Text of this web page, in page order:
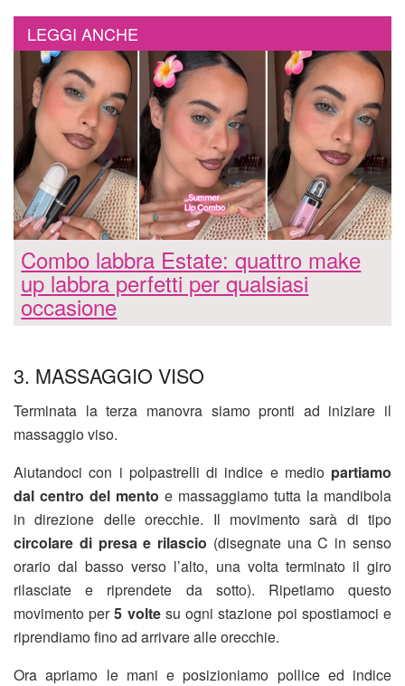
LEGGI ANCHE
Combo labbra Estate: quattro make
up labbra perfetti per qualsiasi
occasione
3. MASSAGGIO VISO
Terminata la terza manovra siamo pronti ad iniziare il
massaggio viso.
Aiutandoci con i polpastrelli di indice e medio partiamo
dal centro del mento e massaggiamo tutta la mandibola
in direzione delle orecchie. Il movimento sarà di tipo
circolare di presa e rilascio (disegnate una C in senso
orario dal basso verso l’alto, una volta terminato il giro
rilasciate e riprendete da sotto). Ripetiamo questo
movimento per5 voltesu ogni stazione poi spostiamoci e
riprendiamo fino ad arrivare alle orecchie.
Ora apriamo le mani e posizioniamo pollice ed indice